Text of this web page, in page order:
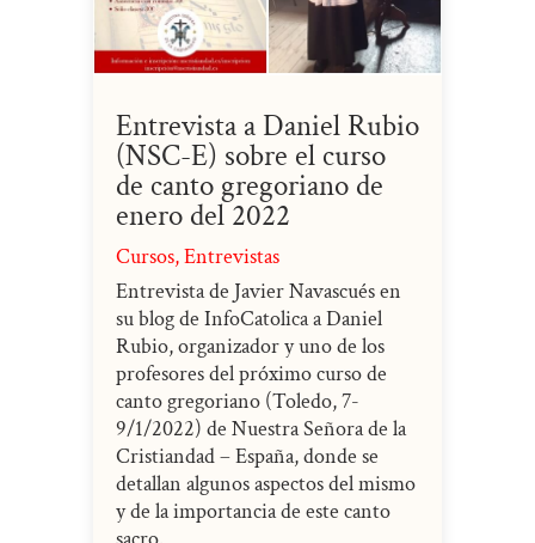
Entrevista a Daniel Rubio
(NSC-E) sobre el curso
de canto gregoriano de
enero del 2022
Cursos,Entrevistas
Entrevista de Javier Navascués en
su blog de InfoCatolica a Daniel
Rubio, organizador y uno de los
profesores del próximo curso de
canto gregoriano (Toledo, 7-
9/1/2022) de Nuestra Señora de la
Cristiandad – España, donde se
detallan algunos aspectos del mismo
y de la importancia de este canto